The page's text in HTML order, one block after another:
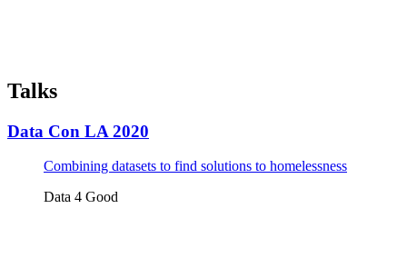
Talks
Data Con LA 2020
Combining datasets to find solutions to homelessness
Data 4 Good